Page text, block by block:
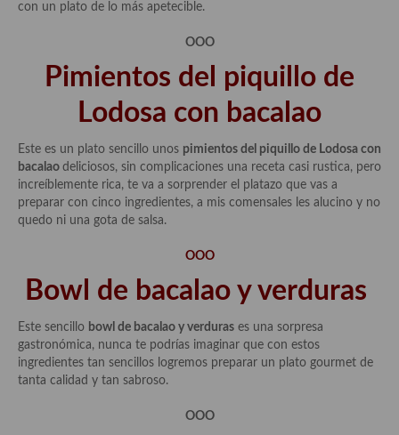
con un plato de lo más apetecible.
OOO
Pimientos del piquillo de
Lodosa con bacalao
Este es un plato sencillo unos pimientos del piquillo de Lodosa con
bacalao deliciosos, sin complicaciones una receta casi rustica, pero
increíblemente rica, te va a sorprender el platazo que vas a
preparar con cinco ingredientes, a mis comensales les alucino y no
quedo ni una gota de salsa.
OOO
Bowl de bacalao y verduras
Este sencillo bowl de bacalao y verduras es una sorpresa
gastronómica, nunca te podrías imaginar que con estos
ingredientes tan sencillos logremos preparar un plato gourmet de
tanta calidad y tan sabroso.
OOO